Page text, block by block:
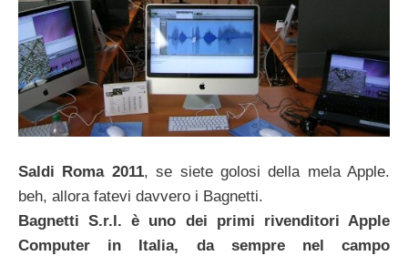
Saldi Roma 2011, se siete golosi della mela Apple.
beh, allora fatevi davvero i Bagnetti.
Bagnetti S.r.l. è uno dei primi rivenditori Apple
Computer in Italia, da sempre nel campo